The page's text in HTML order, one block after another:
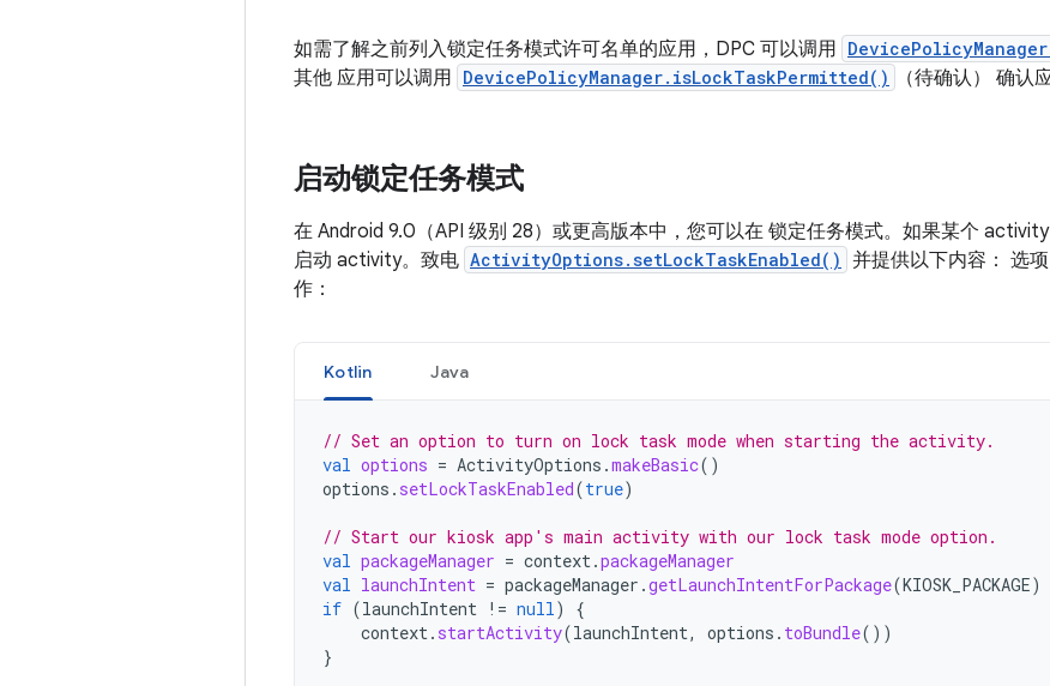
如需了解之前列入锁定任务模式许可名单的应用，DPC 可以调用
其他 应用可以调用 DevicePolicyManager.isLockTaskPermitted() （待确认） 确认
启动锁定任务模式
在 Android 9.0（API 级别 28）或更高版本中，您可以在 锁定任务模式。如果某个
启动 activity。致电 ActivityOptions.setLockTaskEnabled() 并提供以下内容： 选
作：
Kotlin Java
// Set an option to turn on lock task mode when starting the activity.
val options = ActivityOptions .makeBasic()
options . setLockTaskEnabled(true)
// Start our kiosk app's main activity with our lock task mode option.
val packageManager = context.packageManager
val launchIntent = packageManager .getLaunchIntentForPackage(KIOSK_PACKAGE)
if (launchIntent != null)
{
context. startActivity(launchIntent, options . toBundle())
}